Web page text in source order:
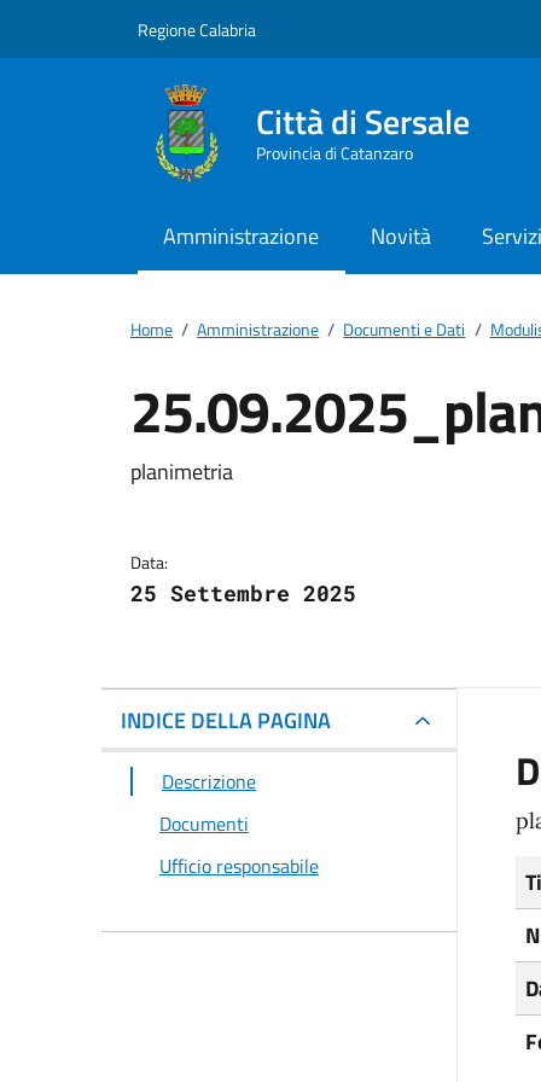
Regione Calabria
Città di Sersale
Provincia di Catanzaro
Amministrazione Novità Servizi
Home / Amministrazione / Documenti e Dati /
Dettagli del
planimetria
Data:
25 Settembre 2025
INDICE DELLA PAGINA
Descrizione
Documenti
Ufficio responsabile